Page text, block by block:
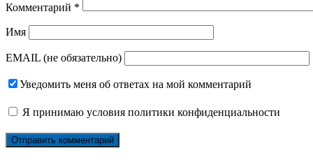
Комментарий *
Имя
EMAIL (не обязательно)
Уведомить меня об ответах на мой комментарий
Я принимаю условия политики конфиденциальности